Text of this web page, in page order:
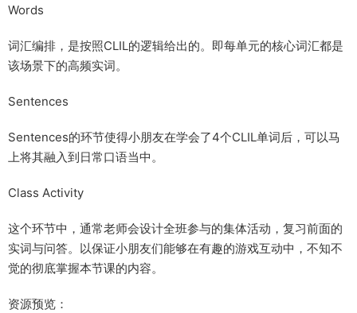
Words
词汇编排，是按照CLIL的逻辑给出的。即每单元的核心词汇都是
该场景下的高频实词。
Sentences
Sentences的环节使得小朋友在学会了4个CLIL单词后，可以马
上将其融入到日常口语当中。
Class Activity
这个环节中，通常老师会设计全班参与的集体活动，复习前面的
实词与问答。以保证小朋友们能够在有趣的游戏互动中，不知不
觉的彻底掌握本节课的内容。
资源预览：